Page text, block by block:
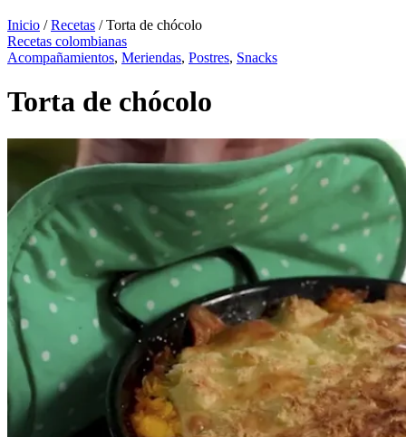
Inicio /Recetas /Torta de chócolo
Recetas colombianas
Acompañamientos, Meriendas, Postres, Snacks
Torta de chócolo